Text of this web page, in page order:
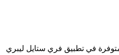
في تطبيق فري ستايل ليبري